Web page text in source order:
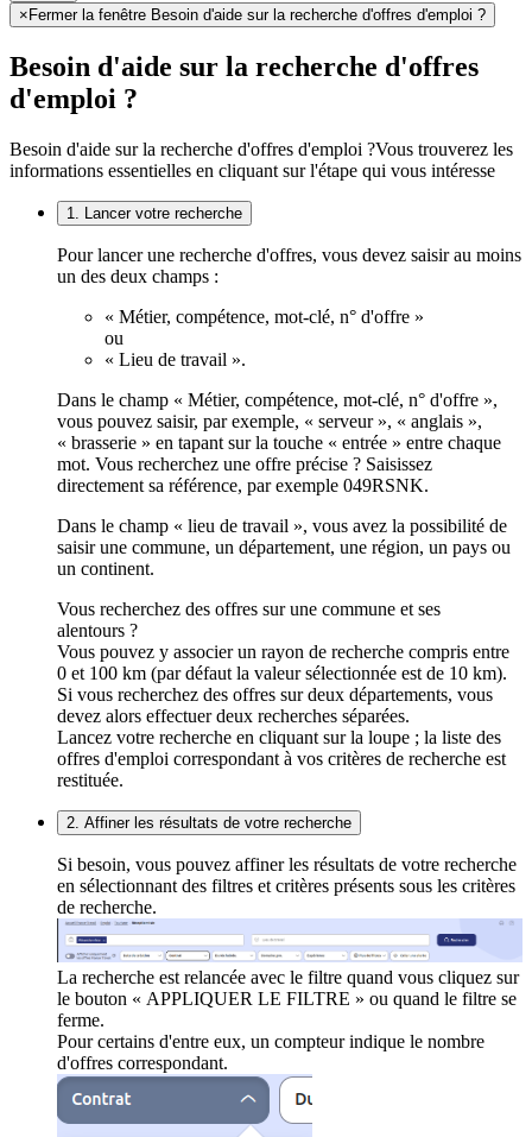
× Fermer la fenêtre Besoin d'aide sur la recherche d'offres d'emploi ?
Besoin d'aide sur la recherche d'offres
d'emploi ?
Besoin d'aide sur la recherche d'offres d'emploi ?Vous trouverez les
informations essentielles en cliquant sur l'étape qui vous intéresse
1. Lancer votre recherche
Pour lancer une recherche d'offres, vous devez saisir au moins
un des deux champs :
« Métier, compétence, mot-clé, n° d'offre »
ou
« Lieu de travail ».
Dans le champ « Métier, compétence, mot-clé, n° d'offre »,
vous pouvez saisir, par exemple, « serveur », « anglais »,
« brasserie » en tapant sur la touche « entrée » entre chaque
mot. Vous recherchez une offre précise ? Saisissez
directement sa référence, par exemple 049RSNK.
Dans le champ « lieu de travail », vous avez la possibilité de
saisir une commune, un département, une région, un pays ou
un continent.
Vous recherchez des offres sur une commune et ses
alentours ?
Vous pouvez y associer un rayon de recherche compris entre
0 et 100 km (par défaut la valeur sélectionnée est de 10 km).
Si vous recherchez des offres sur deux départements, vous
devez alors effectuer deux recherches séparées.
Lancez votre recherche en cliquant sur la loupe ; la liste des
offres d'emploi correspondant à vos critères de recherche est
restituée.
2. Affiner les résultats de votre recherche
Si besoin, vous pouvez affiner les résultats de votre recherche
en sélectionnant des filtres et critères présents sous les critères
de recherche.
La recherche est relancée avec le filtre quand vous cliquez sur
le bouton « APPLIQUER LE FILTRE » ou quand le filtre se
ferme.
Pour certains d'entre eux, un compteur indique le nombre
d'offres correspondant.